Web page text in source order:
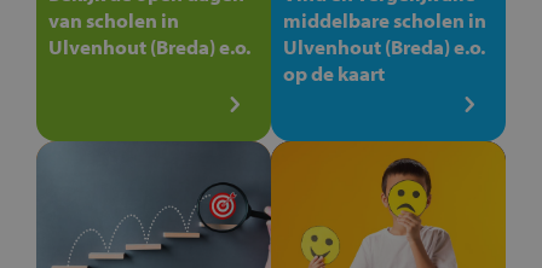
van scholen in
Ulvenhout (Breda) e.o.
middelbare scholen in
Ulvenhout (Breda) e.o.
op de kaart